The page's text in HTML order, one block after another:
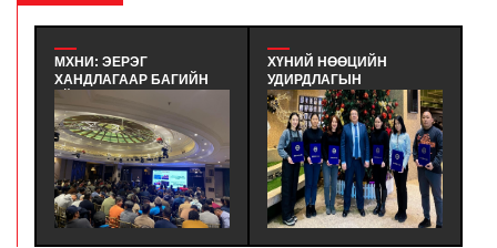
МХНИ: ЭЕРЭГ
ХАНДЛАГААР БАГИЙН
САЙЖРУУЛАХ НЬ |
ХАРИЛЦАА ХАНДЛАГЫН
БАГЦ СУРГАЛТ - ЭЕРЭГ
ХАНДЛАГААР БАГИЙН
ҮЙЛ АЖИЛЛАГААГ
САЙЖРУУЛАХ НЬ |
ХАРИЛЦАА ХАНДЛАГЫН
ХҮНИЙ НӨӨЦИЙН
УДИРДЛАГЫН
МЭРГЭШҮҮЛЭХ ҮНДСЭН
СУРГАЛТЫН
СУРАЛЦАГЧИД
ХӨТӨЛБӨРИЙН ТӨГСӨЛТ
БОЛЛОО. - ХҮНИЙ
НӨӨЦИЙН УДИРДЛАГЫН
МЭРГЭШҮҮЛЭХ
(MHRI/LEVEL-B) ТҮВШНИЙ